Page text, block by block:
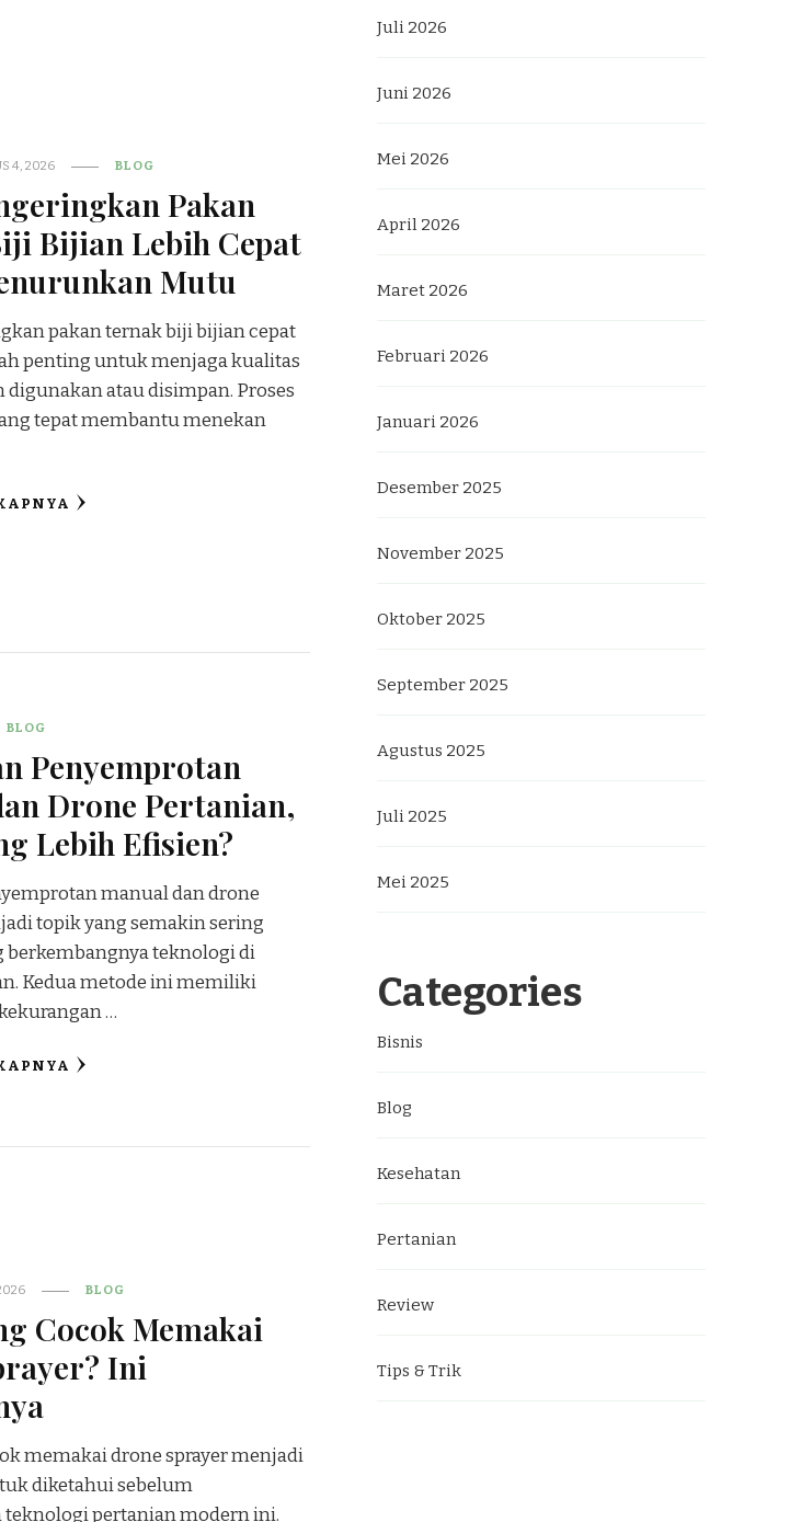
4, 2026 BLOG
Pakan
Bijian Lebih Cepat
Mutu
pakan ternak biji bijian cepat
penting untuk menjaga kualitas
digunakan atau disimpan. Proses
tepat membantu menekan
BLOG
Penyemprotan
Drone Pertanian,
Lebih Efisien?
manual dan drone
topik yang semakin sering
berkembangnya teknologi di
Kedua metode ini memiliki
…
BLOG
Cocok Memakai
Ini
memakai drone sprayer menjadi
diketahui sebelum
pertanian modern ini.
Juli 2026
Juni 2026
Mei 2026
April 2026
Maret 2026
Februari 2026
Januari 2026
Desember 2025
November 2025
Oktober 2025
September 2025
Agustus 2025
Juli 2025
Mei 2025
Categories
Bisnis
Blog
Kesehatan
Pertanian
Review
Tips & Trik